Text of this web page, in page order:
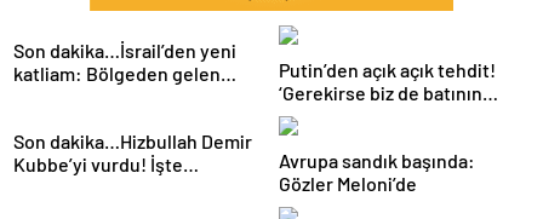
Son dakika…İsrail’den yeni
katliam: Bölgeden gelen
Putin’den açık açık tehdit!
‘Gerekirse biz de batının
düşmanlarını silahlandırırız’
Son dakika…Hizbullah Demir
Kubbe’yi vurdu! İşte
Avrupa sandık başında:
Gözler Meloni’de